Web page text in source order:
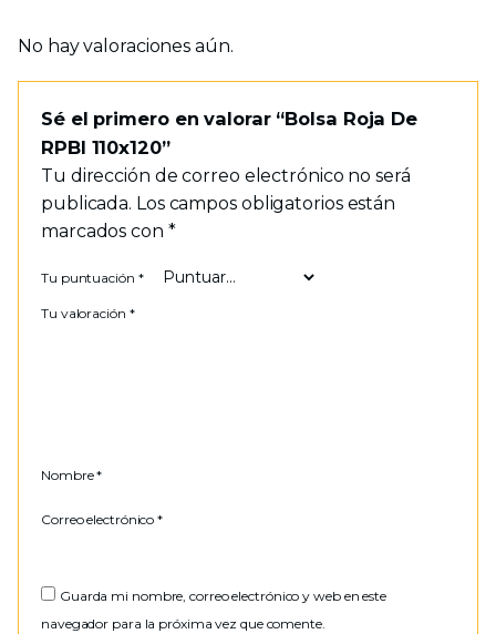
No hay valoraciones aún.
Sé el primero en valorar “Bolsa Roja De
RPBI 110x120”
Tu dirección de correo electrónico no será
publicada. Los campos obligatorios están
marcados con *
Tu puntuación *
Tu valoración *
Nombre*
Correo electrónico*
Guarda mi nombre, correo electrónico y web en este
navegador para la próxima vez que comente.